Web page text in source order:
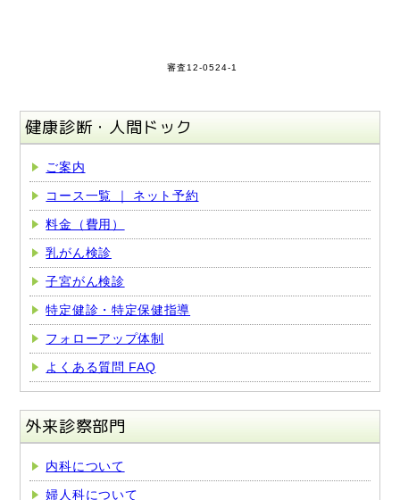
審査12-0524-1
健康診断・人間ドック
ご案内
コース一覧 ｜ ネット予約
料金（費用）
乳がん検診
子宮がん検診
特定健診・特定保健指導
フォローアップ体制
よくある質問 FAQ
外来診察部門
内科について
婦人科について